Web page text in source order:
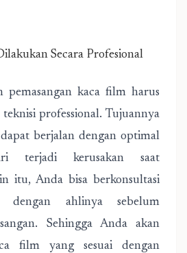
Secara Profesional
pemasangan kaca film harus
professional. Tujuannya
berjalan dengan optimal
terjadi kerusakan saat
itu, Anda bisa berkonsultasi
dengan ahlinya sebelum
Sehingga Anda akan
film yang sesuai dengan